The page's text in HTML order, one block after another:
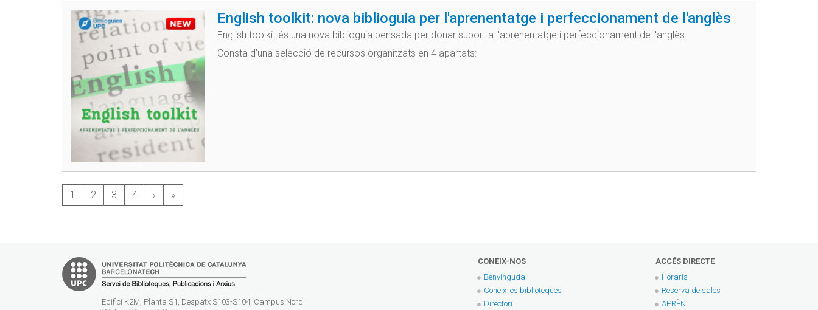
English toolkit: nova biblioguia per l'aprenentatge i perfeccionament de l'anglès
English toolkit és una nova biblioguia pensada per donar suport a l'aprenentatge i perfeccionament de l'anglès.
Consta d'una selecció de recursos organitzats en 4 apartats:
1 2 3 4 › »
Edifici K2M, Planta S1, Despatx S103-S104, Campus Nord
CONEIX-NOS
Benvinguda
Coneix les biblioteques
Directori
ACCÉS DIRECTE
Horaris
Reserva de sales
APRÈN